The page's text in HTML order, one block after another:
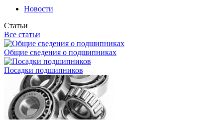
Новости
Статьи
Все статьи
Общие сведения о подшипниках
Посадки подшипников